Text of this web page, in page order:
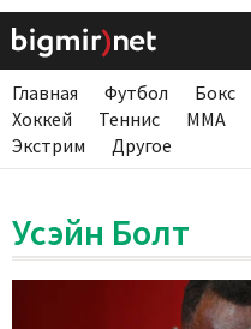
Главная Футбол Бокс
Хоккей
Теннис ММА
Экстрим
Другое
Усэйн Болт